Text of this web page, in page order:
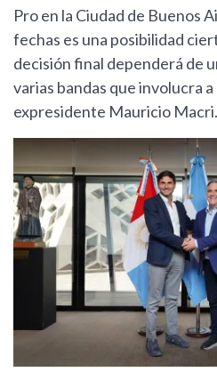
Pro en la Ciudad de Buenos
fechas es una posibilidad
decisión final dependerá de
varias bandas que involucra
expresidente Mauricio Macri.